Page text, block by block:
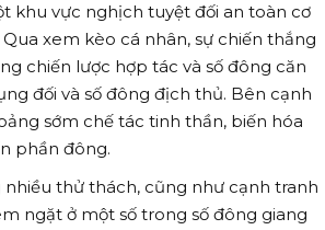
khu vực nghịch tuyệt đối an toàn cơ
xem kèo cá nhân, sự chiến thắng
chiến lược hợp tác và số đông căn
đối và số đông địch thủ. Bên cạnh
sớm chế tác tinh thần, biến hóa
phần đông.
thử thách, cũng như cạnh tranh
ngặt ở một số trong số đông giang